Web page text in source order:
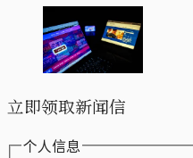
立即领取新闻信
个人信息